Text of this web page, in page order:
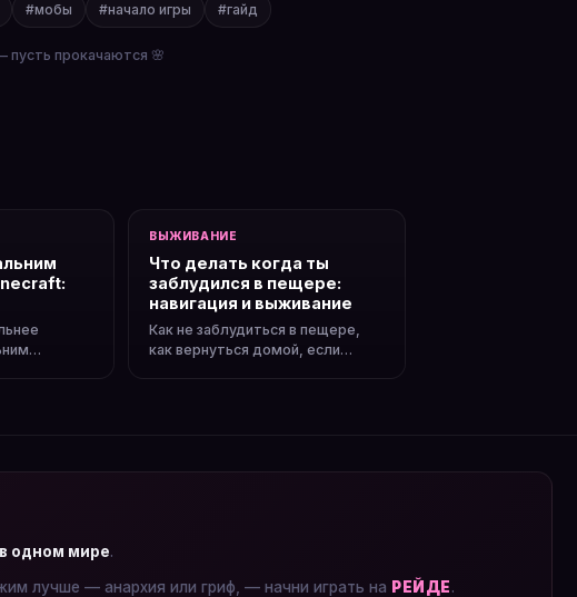
#мобы #начало игры #гайд
пусть прокачаются 🌸
ВЫЖИВАНИЕ
Что делать когда ты
заблудился в пещере:
навигация и выживание
Как не заблудиться в пещере,
как вернуться домой, если
одном мире.
лучше — анархия или гриф, — начни играть на РЕЙДЕ.